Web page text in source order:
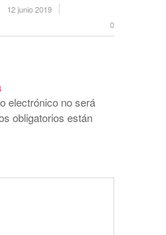
12 junio 2019
0
electrónico no será
obligatorios están